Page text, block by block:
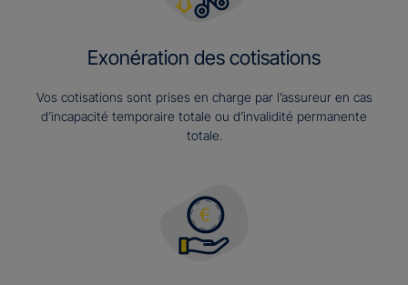
Exonération des cotisations
Vos cotisations sont prises en charge par l’assureur en cas
d’incapacité temporaire totale ou d’invalidité permanente
totale.